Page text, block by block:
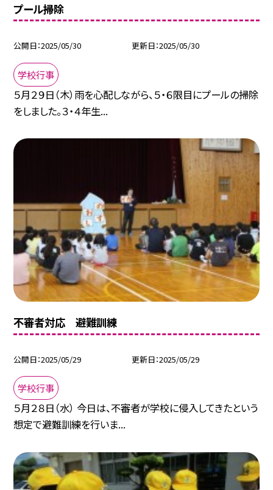
プール掃除
公開日 2025/05/30 更新日 2025/05/30
学校行事
５月２９日（木）雨を心配しながら、５・６限目にプールの掃除
をしました。３・４年生...
不審者対応 避難訓練
公開日 2025/05/29 更新日 2025/05/29
学校行事
５月２８日（水） 今日は、不審者が学校に侵入してきたという
想定で避難訓練を行いま...